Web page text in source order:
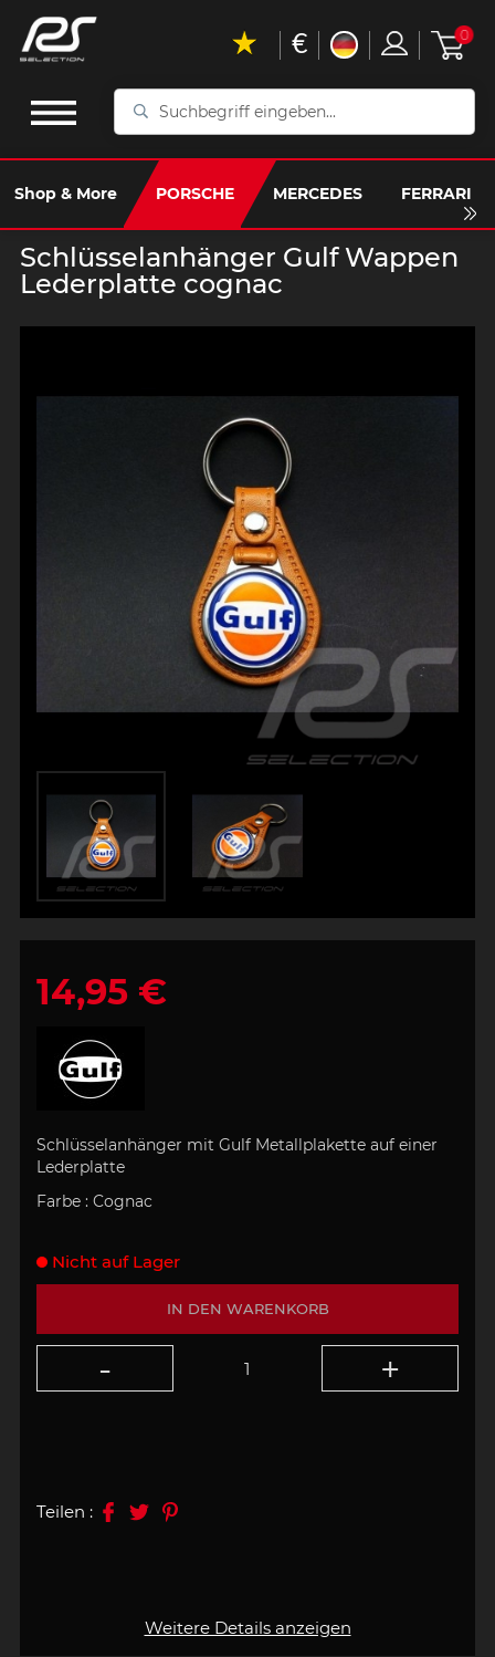
Suchbegriff
Shop & More PORSCHE MERCEDES FERRARI
€ 0
Schlüsselanhänger Gulf Wappen
Lederplatte cognac
14,95 €
Schlüsselanhänger mit Gulf Metallplakette auf einer
Lederplatte
Farbe : Cognac
Weitere Details anzeigen
IN DEN WARENKORB
Nicht auf Lager
Teilen :